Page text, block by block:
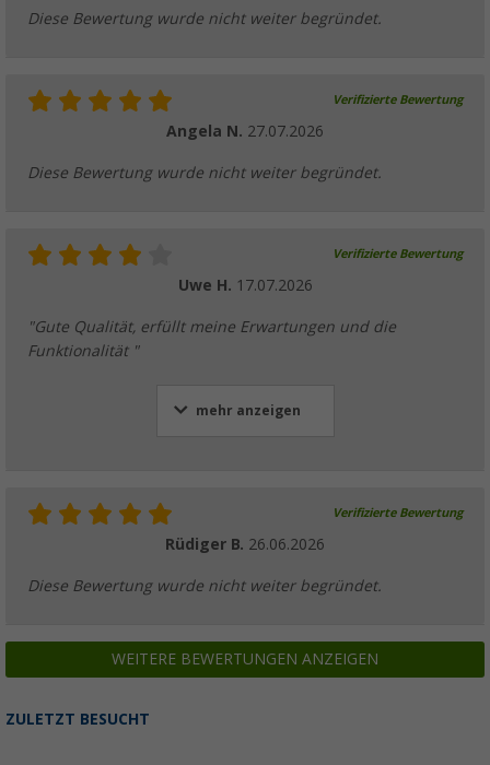
Diese Bewertung wurde nicht weiter begründet.
Verifizierte Bewertung
Angela N. 27.07.2026
Diese Bewertung wurde nicht weiter begründet.
Verifizierte Bewertung
Uwe H. 17.07.2026
"Gute Qualität, erfüllt meine Erwartungen und die
Funktionalität "
mehr anzeigen
Verifizierte Bewertung
Rüdiger B. 26.06.2026
Diese Bewertung wurde nicht weiter begründet.
WEITERE BEWERTUNGEN ANZEIGEN
ZULETZT BESUCHT